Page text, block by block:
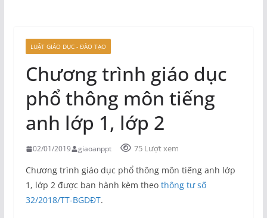
LUẬT GIÁO DỤC - ĐÀO TẠO
Chương trình giáo dục
phổ thông môn tiếng
anh lớp 1, lớp 2
02/01/2019 giaoanppt 75 Lượt xem
Chương trình giáo dục phổ thông môn tiếng anh lớp
1, lớp 2 được ban hành kèm theo thông tư số
32/2018/TT-BGDĐT.